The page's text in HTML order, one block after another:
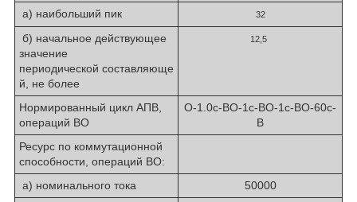
а) наибольший пик 32
б) начальное действующее
значение
периодической составляюще
й, не более
12,5
Нормированный цикл АПВ,
операций ВО
О-1.0с-ВО-1с-ВО-1с-ВО-60c-
В
Ресурс по коммутационной
способности, операций ВО:
а) номинального тока
50000